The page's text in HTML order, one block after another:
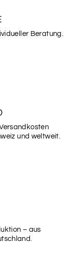
Beratung.
und weltweit.
– aus